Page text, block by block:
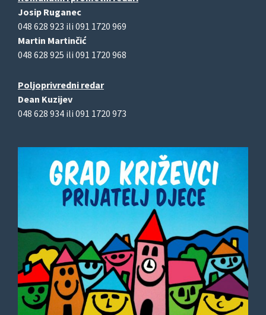
Josip Ruganec
048 628 923 ili 091 1720 969
Martin Martinčić
048 628 925 ili 091 1720 968
Poljoprivredni redar
Dean Kuzijev
048 628 934 ili 091 1720 973